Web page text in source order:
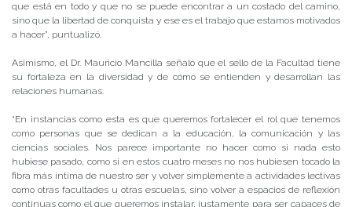
que está en todo y que no se puede encontrar a un costado del camino,
sino que la libertad de conquista y ese es el trabajo que estamos motivados
a hacer”, puntualizó.
Asimismo, el Dr. Mauricio Mancilla señaló que el sello de la Facultad tiene
su fortaleza en la diversidad y de cómo se entienden y desarrollan las
relaciones humanas.
“En instancias como esta es que queremos fortalecer el rol que tenemos
como personas que se dedican a la educación, la comunicación y las
ciencias sociales. Nos parece importante no hacer como si nada esto
hubiese pasado, como si en estos cuatro meses no nos hubiesen tocado la
fibra más íntima de nuestro ser y volver simplemente a actividades lectivas
como otras facultades u otras escuelas, sino volver a espacios de reflexión
continuas como el que queremos instalar, justamente para ser capaces de